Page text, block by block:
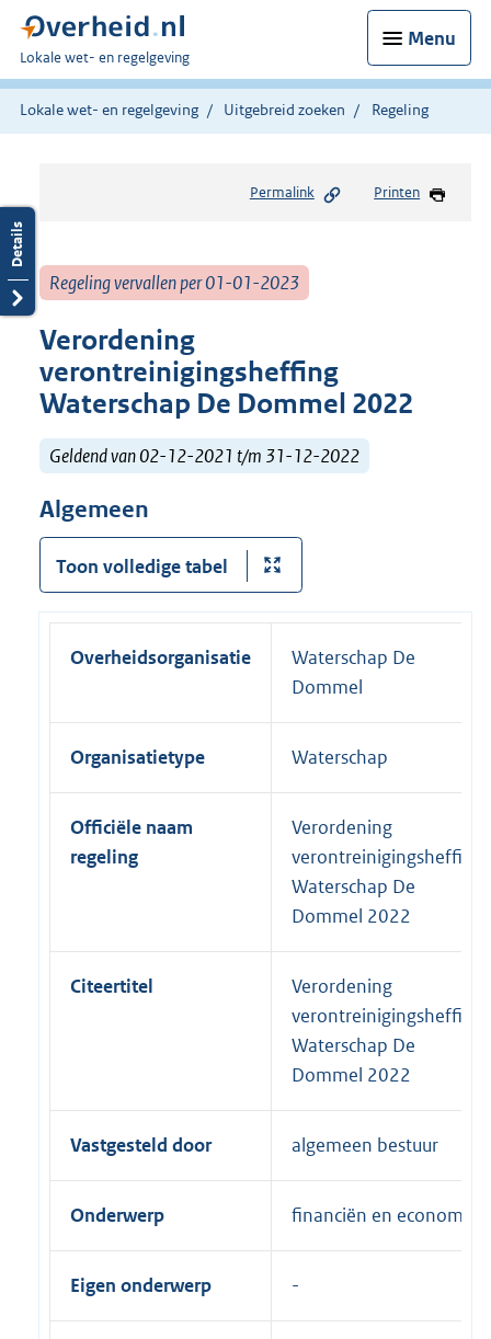
Menu
U
bent
hier:
Lokale wet- en regelgeving
Lokale wet- en regelgeving Uitgebreid zoeken Regeling
Permalink Printen
Regeling vervallen per 01-01-2023
Verordening
verontreinigingsheffing
Waterschap De Dommel 2022
Geldend van 02-12-2021 t/m 31-12-2022
Algemeen
Toon volledige tabel
Overheidsorganisatie
Waterschap De
Dommel
Organisatietype Waterschap
Officiële naam
regeling
Verordening
verontreinigingsheffing
Waterschap De
Dommel 2022
Citeertitel
Verordening
verontreinigingsheffing
Waterschap De
Dommel 2022
Vastgesteld door algemeen bestuur
Onderwerp financiën en economie
Eigen onderwerp